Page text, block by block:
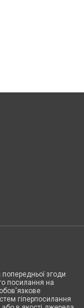
згоди
посилання на
гіперпосилання